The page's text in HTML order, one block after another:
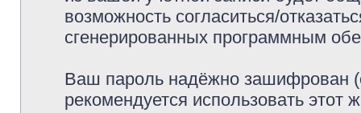
возможность согласиться/
сгенерированных программным
Ваш пароль надёжно зашифрован
рекомендуется использовать этот